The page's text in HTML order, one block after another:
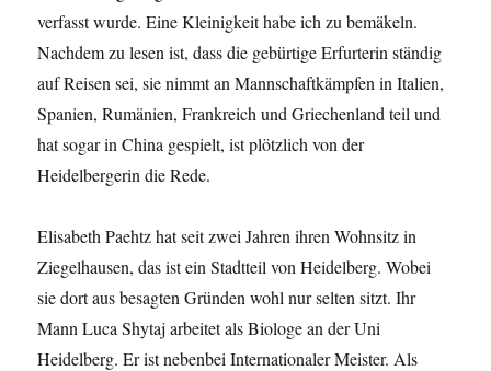
verfasst wurde. Eine Kleinigkeit habe ich zu bemäkeln.
Nachdem zu lesen ist, dass die gebürtige Erfurterin ständig
auf Reisen sei, sie nimmt an Mannschaftkämpfen in Italien,
Spanien, Rumänien, Frankreich und Griechenland teil und
hat sogar in China gespielt, ist plötzlich von der
Heidelbergerin die Rede.
Elisabeth Paehtz hat seit zwei Jahren ihren Wohnsitz in
Ziegelhausen, das ist ein Stadtteil von Heidelberg. Wobei
sie dort aus besagten Gründen wohl nur selten sitzt. Ihr
Mann Luca Shytaj arbeitet als Biologe an der Uni
Heidelberg. Er ist nebenbei Internationaler Meister. Als